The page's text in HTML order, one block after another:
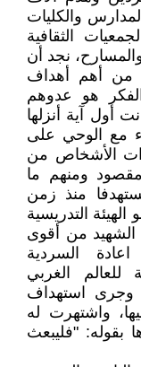
والكليات
الثقافية
نجد أن
من أهم أهداف
هو عدوهم
أول آية أنزلها
مع الوحي على
الأشخاص من
ومنهم ما
مستهدفا منذ زمن
التدريسية
الشهيد من أقوى
السردية
للعالم الغربي
وجرى استهداف
واشتهرت له
بقوله: "فليبعث